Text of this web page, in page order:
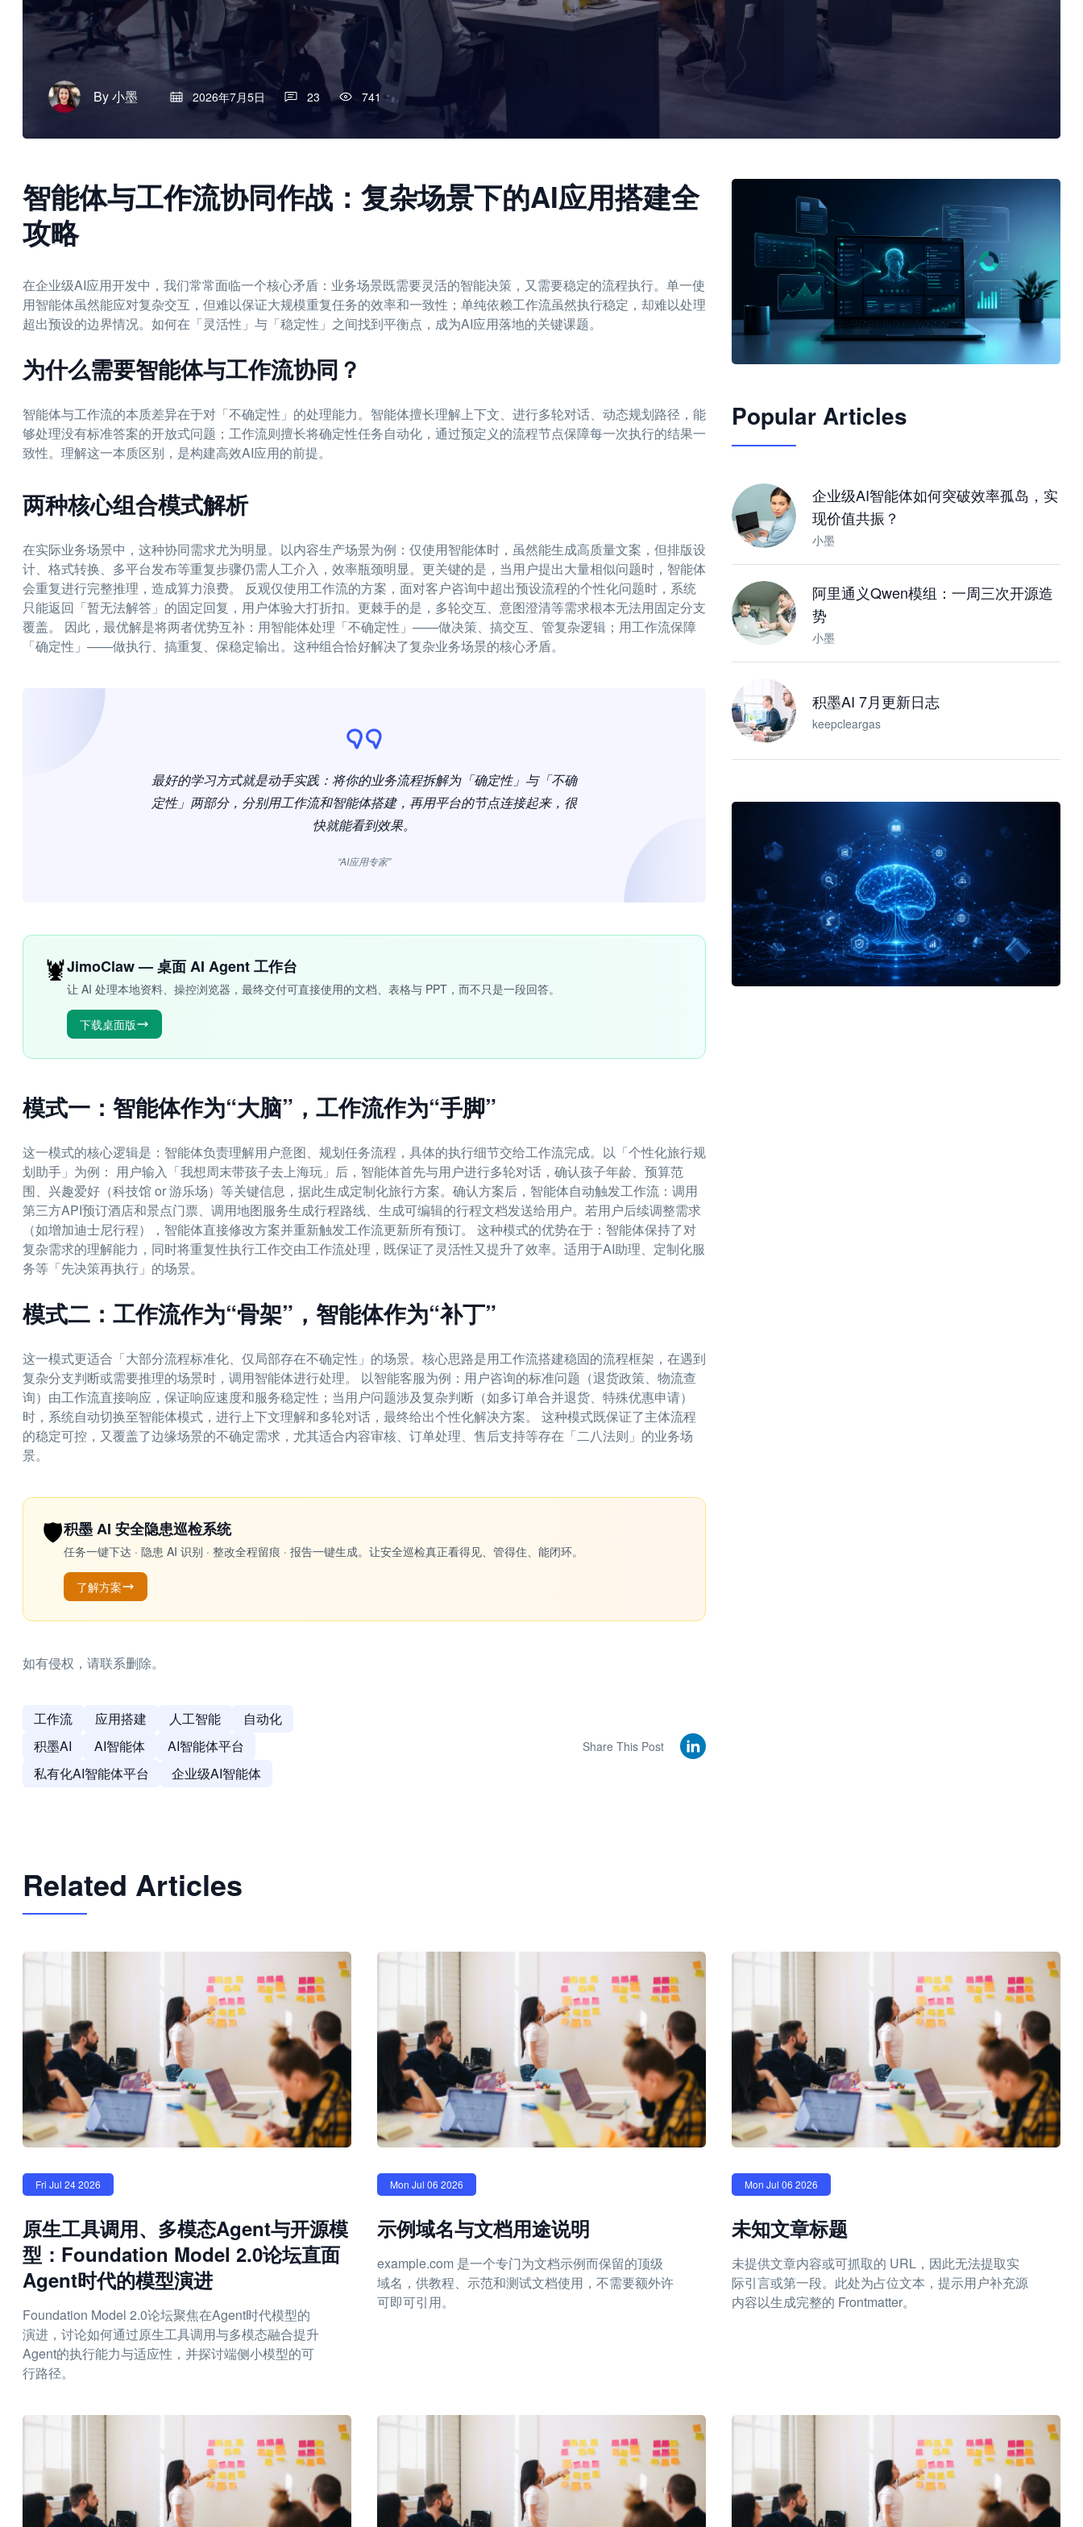
By小墨 2026年7月5日 23 741
智能体与工作流协同作战：复杂场景下的AI应用搭建全
攻略
在企业级AI应用开发中，我们常常面临一个核心矛盾：业务场景既需要灵活的智能决策，又需要稳定的流程执行。单一使
用智能体虽然能应对复杂交互，但难以保证大规模重复任务的效率和一致性；单纯依赖工作流虽然执行稳定，却难以处理
超出预设的边界情况。如何在「灵活性」与「稳定性」之间找到平衡点，成为AI应用落地的关键课题。
为什么需要智能体与工作流协同？
智能体与工作流的本质差异在于对「不确定性」的处理能力。智能体擅长理解上下文、进行多轮对话、动态规划路径，能
够处理没有标准答案的开放式问题；工作流则擅长将确定性任务自动化，通过预定义的流程节点保障每一次执行的结果一
致性。理解这一本质区别，是构建高效AI应用的前提。
两种核心组合模式解析
在实际业务场景中，这种协同需求尤为明显。以内容生产场景为例：仅使用智能体时，虽然能生成高质量文案，但排版设
计、格式转换、多平台发布等重复步骤仍需人工介入，效率瓶颈明显。更关键的是，当用户提出大量相似问题时，智能体
会重复进行完整推理，造成算力浪费。 反观仅使用工作流的方案，面对客户咨询中超出预设流程的个性化问题时，系统
只能返回「暂无法解答」的固定回复，用户体验大打折扣。更棘手的是，多轮交互、意图澄清等需求根本无法用固定分支
覆盖。 因此，最优解是将两者优势互补：用智能体处理「不确定性」——做决策、搞交互、管复杂逻辑；用工作流保障
「确定性」——做执行、搞重复、保稳定输出。这种组合恰好解决了复杂业务场景的核心矛盾。
最好的学习方式就是动手实践：将你的业务流程拆解为「确定性」与「不确
定性」两部分，分别用工作流和智能体搭建，再用平台的节点连接起来，很
快就能看到效果。
“AI应用专家”
🦞JimoClaw — 桌面 AI Agent 工作台
让 AI 处理本地资料、操控浏览器，最终交付可直接使用的文档、表格与 PPT，而不只是一段回答。
下载桌面版
模式一：智能体作为“大脑”，工作流作为“手脚”
这一模式的核心逻辑是：智能体负责理解用户意图、规划任务流程，具体的执行细节交给工作流完成。以「个性化旅行规
划助手」为例： 用户输入「我想周末带孩子去上海玩」后，智能体首先与用户进行多轮对话，确认孩子年龄、预算范
围、兴趣爱好（科技馆 or 游乐场）等关键信息，据此生成定制化旅行方案。确认方案后，智能体自动触发工作流：调用
第三方API预订酒店和景点门票、调用地图服务生成行程路线、生成可编辑的行程文档发送给用户。若用户后续调整需求
（如增加迪士尼行程），智能体直接修改方案并重新触发工作流更新所有预订。 这种模式的优势在于：智能体保持了对
复杂需求的理解能力，同时将重复性执行工作交由工作流处理，既保证了灵活性又提升了效率。适用于AI助理、定制化服
务等「先决策再执行」的场景。
模式二：工作流作为“骨架”，智能体作为“补丁”
这一模式更适合「大部分流程标准化、仅局部存在不确定性」的场景。核心思路是用工作流搭建稳固的流程框架，在遇到
复杂分支判断或需要推理的场景时，调用智能体进行处理。 以智能客服为例：用户咨询的标准问题（退货政策、物流查
询）由工作流直接响应，保证响应速度和服务稳定性；当用户问题涉及复杂判断（如多订单合并退货、特殊优惠申请）
时，系统自动切换至智能体模式，进行上下文理解和多轮对话，最终给出个性化解决方案。 这种模式既保证了主体流程
的稳定可控，又覆盖了边缘场景的不确定需求，尤其适合内容审核、订单处理、售后支持等存在「二八法则」的业务场
景。
🛡️积墨 AI 安全隐患巡检系统
任务一键下达 · 隐患 AI 识别 · 整改全程留痕 · 报告一键生成。让安全巡检真正看得见、管得住、能闭环。
了解方案
如有侵权，请联系删除。
工作流 应用搭建 人工智能
自动化
积墨AI
AI智能体
AI智能体平台
私有化AI智能体平台
企业级AI智能体
Share This Post
JimoClaw 桌面 AI Agent 工作台
Popular Articles
企业级AI智能体如何突破效率孤岛，实
现价值共振？
小墨
阿里通义Qwen模组：一周三次开源造
势
小墨
积墨AI 7月更新日志
keepcleargas
Related Articles
Fri Jul 24 2026
原生工具调用、多模态Agent与开源模
型：Foundation Model 2.0论坛直面
Agent时代的模型演进
Foundation Model 2.0论坛聚焦在Agent时代模型的
演进，讨论如何通过原生工具调用与多模态融合提升
Agent的执行能力与适应性，并探讨端侧小模型的可
行路径。
Mon Jul 06 2026
示例域名与文档用途说明
example.com 是一个专门为文档示例而保留的顶级
域名，供教程、示范和测试文档使用，不需要额外许
可即可引用。
Mon Jul 06 2026
未知文章标题
未提供文章内容或可抓取的 URL，因此无法提取实
际引言或第一段。此处为占位文本，提示用户补充源
内容以生成完整的 Frontmatter。